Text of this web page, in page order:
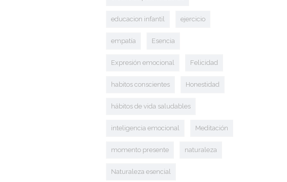
educacion infantil ejercicio
empatía Esencia
Expresión emocional Felicidad
habitos conscientes Honestidad
hábitos de vida saludables
inteligencia emocional Meditación
momento presente naturaleza
Naturaleza esencial